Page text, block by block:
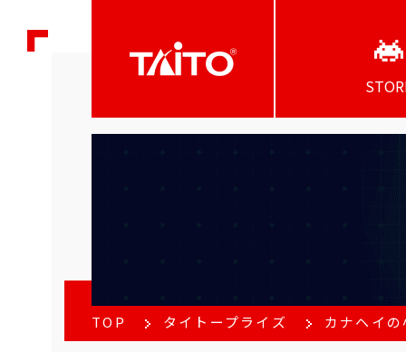
TOP タイトープライズ カナヘイ